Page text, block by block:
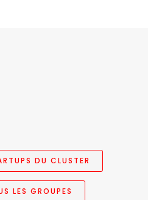
DU CLUSTER
LES GROUPES